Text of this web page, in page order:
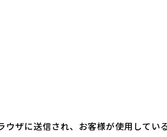
に送信され、お客様が使用してい